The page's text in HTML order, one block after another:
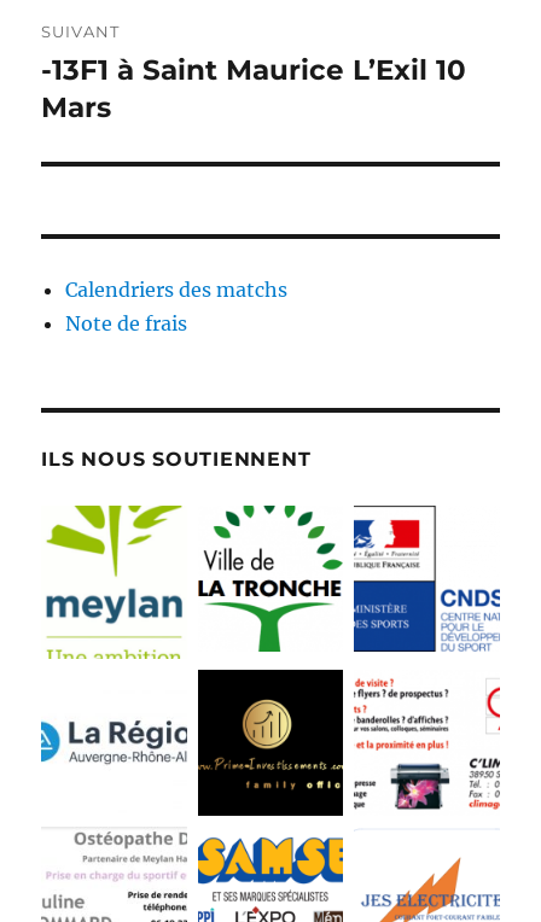
SUIVANT
Publication
suivante :
-13F1 à Saint Maurice L’Exil 10
Mars
Calendriers des matchs
Note de frais
ILS NOUS SOUTIENNENT